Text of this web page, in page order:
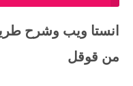
هونيستا
خطوط
هونيستا
انستا ويب وشرح
من قوقل